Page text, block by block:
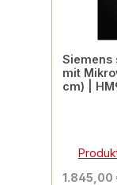
Siemens
mit
cm) |
1.845,00